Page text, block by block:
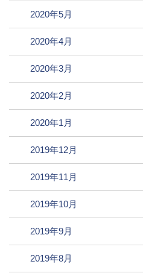
2020年5月
2020年4月
2020年3月
2020年2月
2020年1月
2019年12月
2019年11月
2019年10月
2019年9月
2019年8月